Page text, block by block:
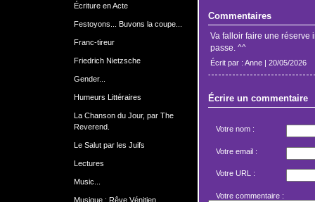
Écriture en Acte
Festoyons... Buvons la coupe...
Franc-tireur
Friedrich Nietzsche
Gender...
Humeurs Littéraires
La Chanson du Jour, par The
Reverend.
Le Salut par les Juifs
Lectures
Music...
Musique : Rêve Vénitien...
Commentaires
Va falloir faire une réserve
passe. ^^
Écrit par : Anne | 20/05/2026
Écrire un commentaire
Votre nom :
Votre email :
Votre URL :
Votre commentaire :